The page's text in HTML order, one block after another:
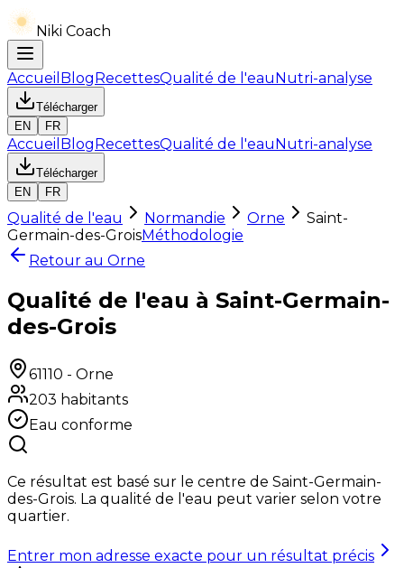
Niki Coach
Accueil BlogRecettesQualité de l'eauNutri-analyse
Télécharger
EN
FR
Accueil BlogRecettesQualité de l'eauNutri-analyse
Télécharger
EN
FR
Qualité de l'eau Normandie Orne
Saint-
Germain-des-GroisMéthodologie
Retour au Orne
Qualité de l'eau à Saint-Germain-
des-Grois
61110 - Orne
203 habitants
Eau conforme
Ce résultat est basé sur le centre de Saint-Germain-
des-Grois. La qualité de l'eau peut varier selon votre
quartier.
Entrer mon adresse exacte pour un résultat précis